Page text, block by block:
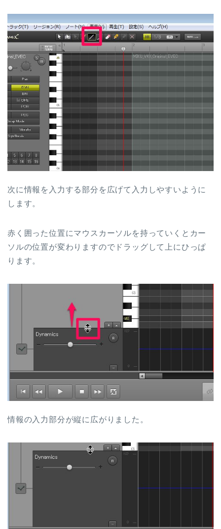
次に情報を入力する部分を広げて入力しやすいように
します。
赤く囲った位置にマウスカーソルを持っていくとカー
ソルの位置が変わりますのでドラッグして上にひっぱ
ります。
情報の入力部分が縦に広がりました。